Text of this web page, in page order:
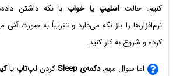
کنیم. حالت اسلیپیاخواب با نگه داشتن
نرم‌افزارها را باز نگه می‌دارد و تقریباً به صورتآنی
کرده و شروع به کار کنید.
اما سوال مهم:دکمه‌ی Sleep کردنلپ‌تاپ یا